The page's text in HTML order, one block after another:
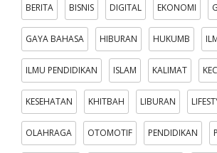
BERITA BISNIS DIGITAL EKONOMI
GAYA BAHASA HIBURAN HUKUMB
ILMU PENDIDIKAN ISLAM KALIMAT
KESEHATAN KHITBAH LIBURAN
OLAHRAGA OTOMOTIF PENDIDIKAN